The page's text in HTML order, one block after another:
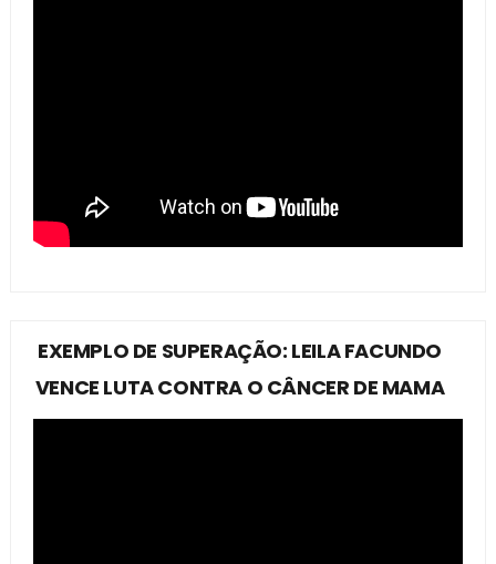
EXEMPLO DE SUPERAÇÃO: LEILA FACUNDO
VENCE LUTA CONTRA O CÂNCER DE MAMA